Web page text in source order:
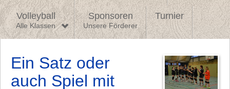
Volleyball
Alle Klassen
Sponsoren
Unsere Förderer
Turnier
Ein Satz oder
auch Spiel mit